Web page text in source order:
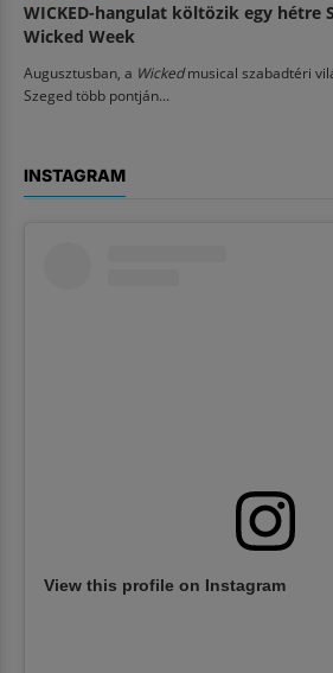
WICKED-hangulat költözik egy hétre
Wicked Week
Augusztusban, a Wickedmusical szabadtéri
Szeged több pontján...
INSTAGRAM
View this profile on Instagram